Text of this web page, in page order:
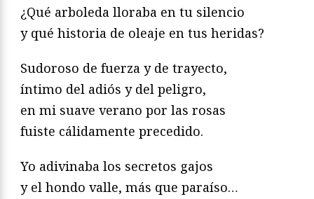
¿Qué arboleda lloraba en tu silencio
y qué historia de oleaje en tus heridas?
Sudoroso de fuerza y de trayecto,
íntimo del adiós y del peligro,
en mi suave verano por las rosas
fuiste cálidamente precedido.
Yo adivinaba los secretos gajos
y el hondo valle, más que paraíso…